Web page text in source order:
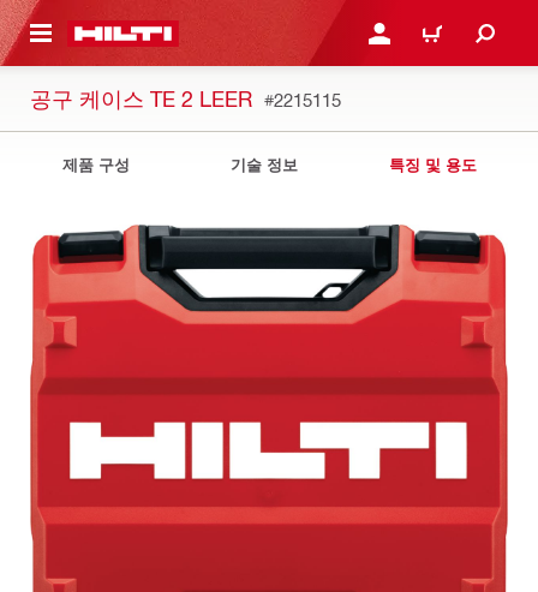
으로 건너뛰기 로그인 또는 회원가입
장바구니
공구 케이스 TE 2 LEER #2215115
제품 구성 기술 정보 특징 및 용도